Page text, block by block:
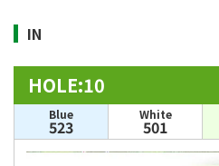
IN
HOLE:10
Blue
523
White
501